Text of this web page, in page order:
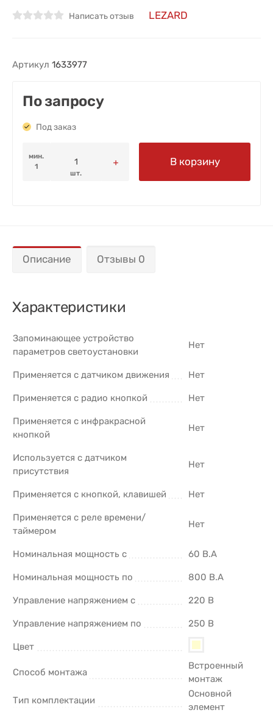
Написать отзыв LEZARD
Артикул 1633977
По запросу
Под заказ
мин.
1
шт.
В корзину
Описание Отзывы 0
Характеристики
Запоминающее устройство
параметров светоустановки
Нет
Применяется с датчиком движения Нет
Применяется с радио кнопкой Нет
Применяется с инфракрасной
кнопкой
Нет
Используется с датчиком
присутствия
Нет
Применяется с кнопкой, клавишей Нет
Применяется с реле времени/
таймером
Нет
Номинальная мощность с 60 В.А
Номинальная мощность по 800 В.А
Управление напряжением с 220 В
Управление напряжением по 250 В
Цвет
Способ монтажа
Встроенный
монтаж
Тип комплектации
Основной
элемент